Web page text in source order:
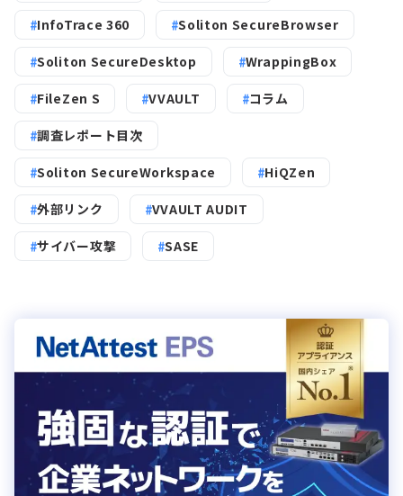
InfoTrace 360 Soliton SecureBrowser
Soliton SecureDesktop WrappingBox
FileZen S VVAULT コラム
調査レポート目次
Soliton SecureWorkspace HiQZen
外部リンク VVAULT AUDIT
サイバー攻撃 SASE